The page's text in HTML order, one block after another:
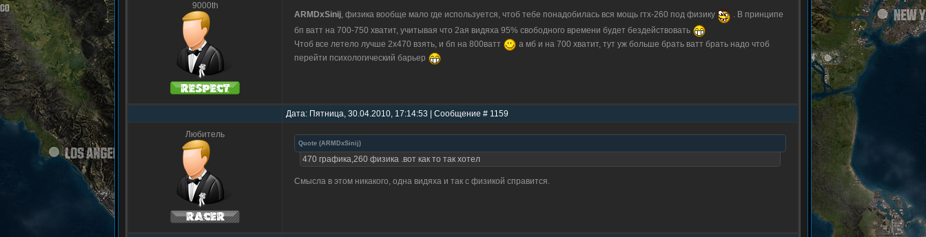
9000th
ARMDxSinij , физика вообще мало где используется, чтоб тебе понадобилась вся мощь гтх-260 под физику
. В принципе
бп ватт на 700-750 хватит, учитывая что 2ая видяха 95% свободного времени будет бездействовать
Чтоб все летело лучше 2х470 взять, и бп на 800ватт
а мб и на 700 хватит, тут уж больше брать ватт брать надо чтоб
перейти психологический барьер
Дата: Пятница, 30.04.2010, 17:14:53 | Сообщение # 1159
Любитель
Quote (ARMDxSinij)
470 графика,260 физика .вот как то так хотел
Смысла в этом никакого, одна видяха и так с физикой справится.